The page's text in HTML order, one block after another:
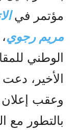
مؤتمر في
مريم رجوي
الوطني
الأخير،
وعقب
بالتطور مع